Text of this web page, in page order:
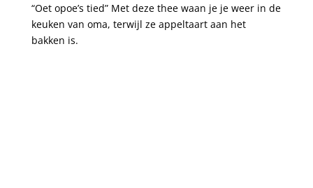
“Oet opoe’s tied” Met deze thee waan je je weer in de
keuken van oma, terwijl ze appeltaart aan het
bakken is.